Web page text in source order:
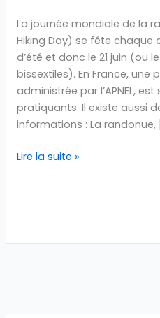
La journée mondiale de la
Hiking Day) se fête chaque
d’été et donc le 21 juin (ou
bissextiles). En France, une
administrée par l’APNEL,
pratiquants. Il existe aussi
informations : La randonue,
Lire la suite »